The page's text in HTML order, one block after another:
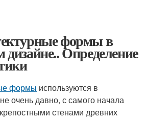
формы в
Определение
формы используются в
очень давно, с самого начала
стенами древних